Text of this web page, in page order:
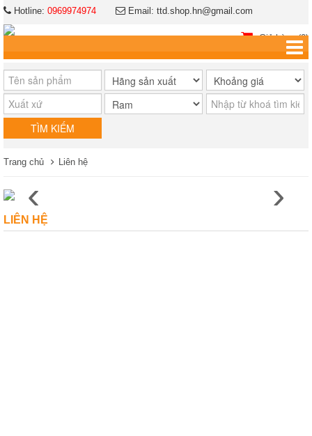
Hotline: 0969974974 Email: ttd.shop.hn@gmail.com
Giỏ hàng (0)
Trang chủ Liên hệ
‹ ›
LIÊN HỆ